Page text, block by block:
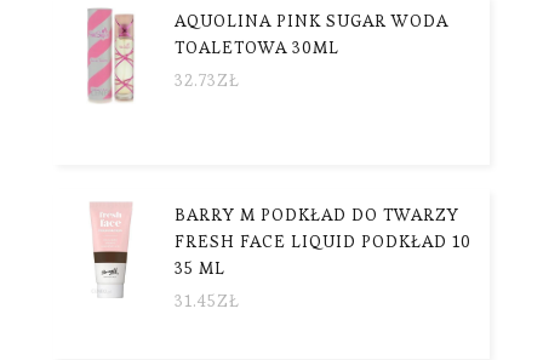
AQUOLINA PINK SUGAR WODA
TOALETOWA 30ML
32.73ZŁ
BARRY M PODKŁAD DO TWARZY
FRESH FACE LIQUID PODKŁAD 10
35 ML
31.45ZŁ